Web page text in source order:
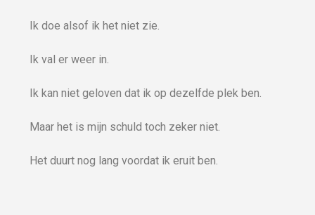
Ik doe alsof ik het niet zie.
Ik val er weer in.
Ik kan niet geloven dat ik op dezelfde plek ben.
Maar het is mijn schuld toch zeker niet.
Het duurt nog lang voordat ik eruit ben.